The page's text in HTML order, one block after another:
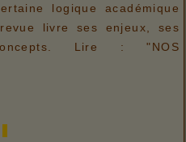
logique académique
livre ses enjeux, ses
Lire : "NOS